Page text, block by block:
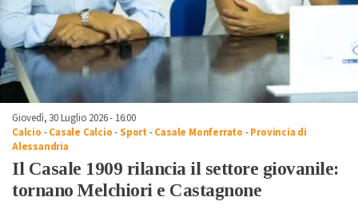
Giovedì, 30 Luglio 2026 - 16:00
Calcio -Casale Calcio-Sport -Casale Monferrato -Provincia di
Alessandria
Il Casale 1909 rilancia il settore giovanile:
tornano Melchiori e Castagnone